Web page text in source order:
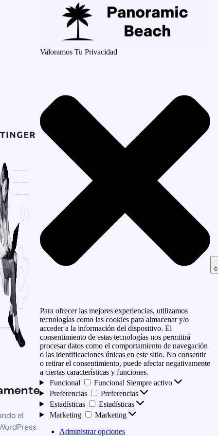
el
Valoramos Tu Privacidad
Para ofrecer las mejores experiencias, utilizamos
tecnologías como las cookies para almacenar y/o
acceder a la información del dispositivo. El
consentimiento de estas tecnologías nos permitirá
procesar datos como el comportamiento de navegación
o las identificaciones únicas en este sitio. No consentir
o retirar el consentimiento, puede afectar negativamente
a ciertas características y funciones.
Funcional
Funcional Siempre activo
Preferencias
Preferencias
Estadísticas
Estadísticas
Marketing
Marketing
Administrar opciones